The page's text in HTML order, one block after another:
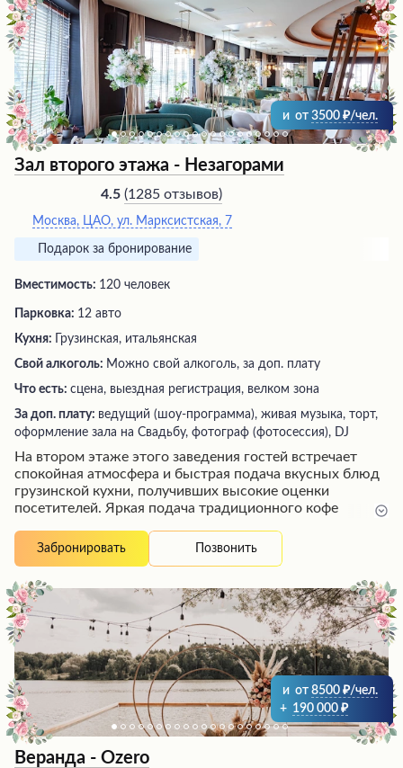
и от 3500 /чел.
Зал второго этажа - Незагорами
4.5 (1285 отзывов)
Москва, ЦАО, ул. Марксистская, 7
Подарок за бронирование
Вместимость: 120 человек
Парковка: 12 авто
Кухня:
Грузинская, итальянская
Свой алкоголь: Можно свой алкоголь, за доп. плату
Что есть: сцена, выездная регистрация, велком зона
За доп. плату: ведущий (шоу-программа), живая музыка, торт,
оформление зала на Свадьбу, фотограф (фотосессия), DJ
На втором этаже этого заведения гостей встречает
спокойная атмосфера и быстрая подача вкусных блюд
грузинской кухни, получивших высокие оценки
посетителей. Яркая подача традиционного кофе
интерьер, профессиональное клиентоориентированное
обслуживание команды и стремление создать
получают высокую оценку гостей. Посетители
отмечают уровень кухни, соответствующий ресторанам
высокого уровня, и рекомендуют это заведение для
посещения.
Забронировать Позвонить
и от 8500
/чел.
+ 190 000
Веранда - Ozero